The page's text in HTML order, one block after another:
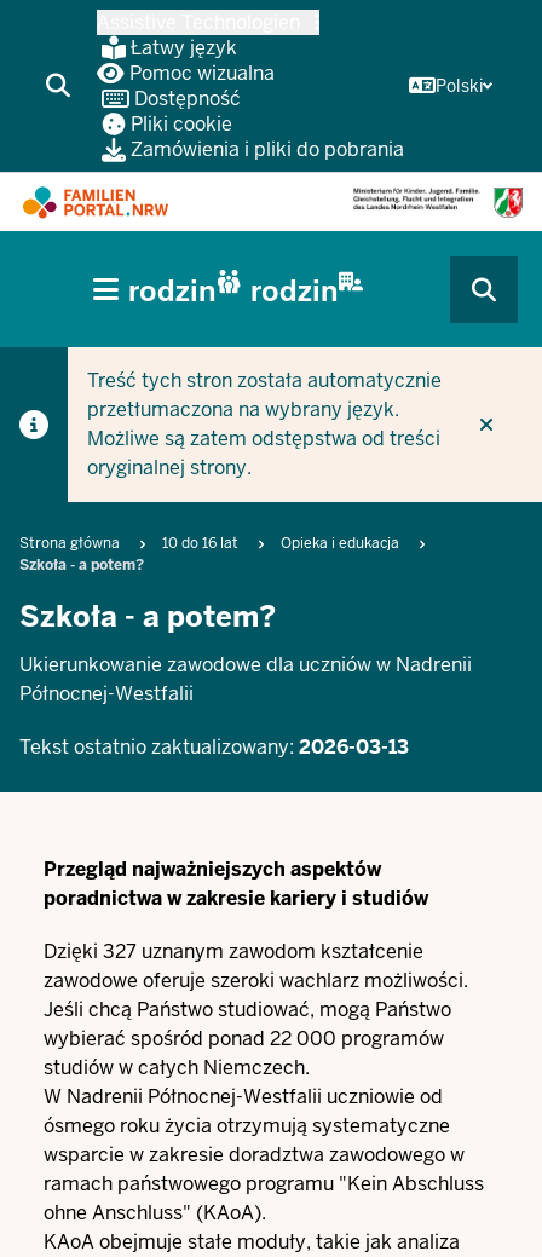
głównej
Łatwy język
Pomoc wizualna
Dostępność
Pliki cookie
Zamówienia i pliki do pobrania
Polski
CURRENT SECTION DLA FIRM/GMIN
CURRENT SECTION DLA RODZIN
HAUPTNAVIGATION
(BÜRGERBEREICH
rodzin rodzin
Treść tych stron została automatycznie
przetłumaczona na wybrany język.
Możliwe są zatem odstępstwa od treści
oryginalnej strony.
Breadcrumb
Strona główna 10 do 16 lat
Opieka i edukacja
Szkoła - a potem?
Szkoła - a potem?
Ukierunkowanie zawodowe dla uczniów w Nadrenii
Północnej-Westfalii
Tekst ostatnio zaktualizowany: 2026-03-13
Przegląd najważniejszych aspektów
poradnictwa w zakresie kariery i studiów
Dzięki 327 uznanym zawodom kształcenie
zawodowe oferuje szeroki wachlarz możliwości.
Jeśli chcą Państwo studiować, mogą Państwo
wybierać spośród ponad 22 000 programów
studiów w całych Niemczech.
W Nadrenii Północnej-Westfalii uczniowie od
ósmego roku życia otrzymują systematyczne
wsparcie w zakresie doradztwa zawodowego w
ramach państwowego programu "Kein Abschluss
ohne Anschluss" (KAoA).
KAoA obejmuje stałe moduły, takie jak analiza